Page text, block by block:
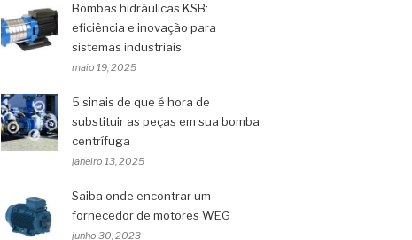
Bombas hidráulicas KSB:
eficiência e inovação para
sistemas industriais
maio 19, 2025
5 sinais de que é hora de
substituir as peças em sua bomba
centrífuga
janeiro 13, 2025
Saiba onde encontrar um
fornecedor de motores WEG
junho 30, 2023